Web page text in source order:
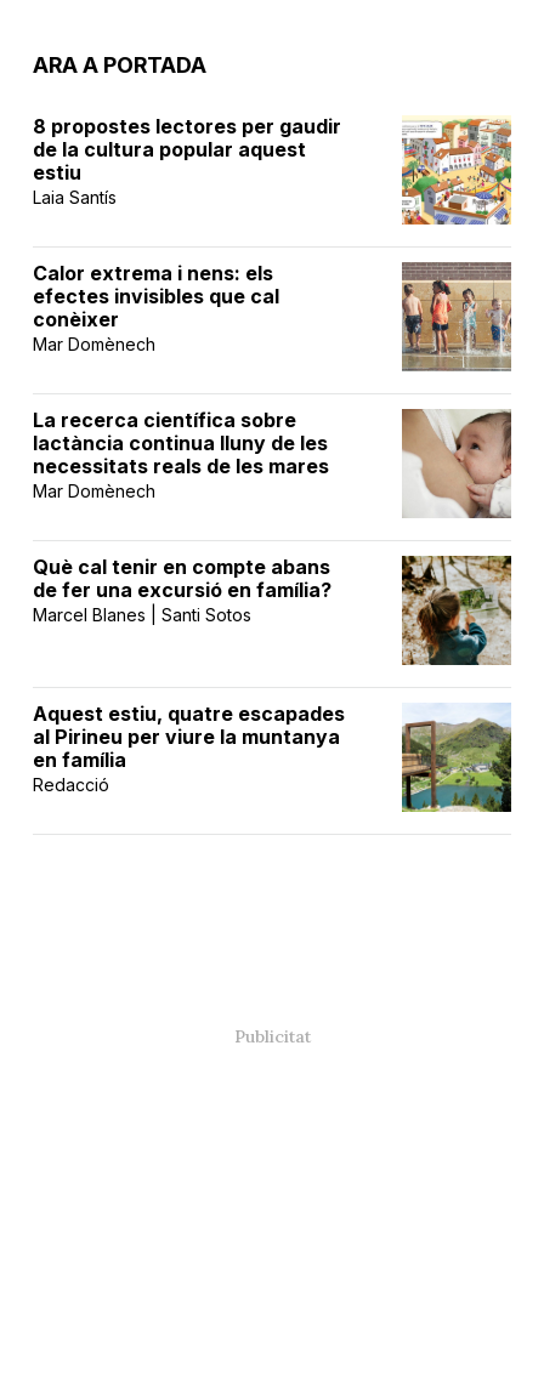
ARA A PORTADA
8 propostes lectores per gaudir
de la cultura popular aquest
estiu
Laia Santís
Calor extrema i nens: els
efectes invisibles que cal
conèixer
Mar Domènech
La recerca científica sobre
lactància continua lluny de les
necessitats reals de les mares
Mar Domènech
Què cal tenir en compte abans
de fer una excursió en família?
Marcel Blanes | Santi Sotos
Aquest estiu, quatre escapades
al Pirineu per viure la muntanya
en família
Redacció